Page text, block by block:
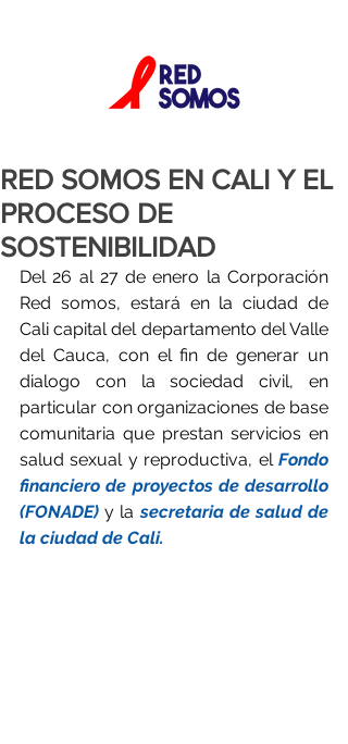
RED SOMOS EN CALI Y EL
PROCESO DE
SOSTENIBILIDAD
Del 26 al 27 de enero la Corporación
Red somos, estará en la ciudad de
Cali capital del departamento del Valle
del Cauca, con el fin de generar un
dialogo con la sociedad civil, en
particular con organizaciones de base
comunitaria que prestan servicios en
salud sexual y reproductiva, el Fondo
financiero de proyectos de desarrollo
(FONADE) y la secretaria de salud de
la ciudad de Cali.